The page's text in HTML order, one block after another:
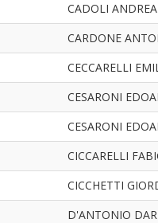
CADOLI ANDREA
CARDONE
CECCARELLI
CESARONI
CESARONI
CICCARELLI
CICCHETTI
D'ANTONIO